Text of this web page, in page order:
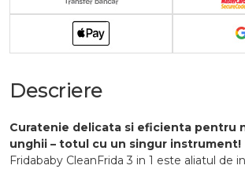
Descriere
Curatenie delicata si eficienta pentru
unghii – totul cu un singur instrument!
Fridababy CleanFrida 3 in 1 este aliatul de